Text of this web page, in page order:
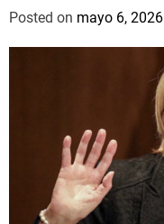
Posted on mayo 6, 2026